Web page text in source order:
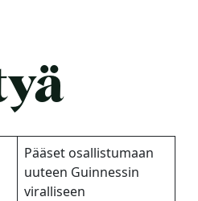
Pääset osallistumaan
uuteen Guinnessin
viralliseen